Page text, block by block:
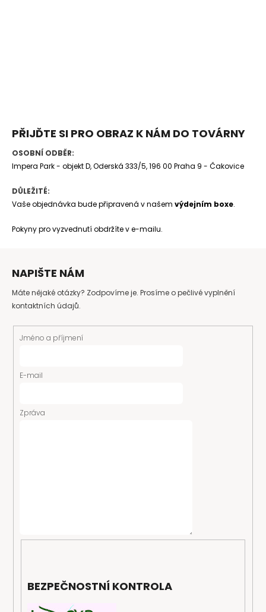
PŘIJĎTE SI PRO OBRAZ K NÁM DO TOVÁRNY
OSOBNÍ ODBĚR:
Impera Park - objekt D, Oderská 333/5, 196 00 Praha 9 - Čakovice
DŮLEŽITÉ:
Vaše objednávka bude připravená v našem výdejním boxe.
Pokyny pro vyzvednutí obdržíte v e-mailu.
NAPIŠTE NÁM
Máte nějaké otázky? Zodpovíme je. Prosíme o pečlivé vyplnění
kontaktních údajů.
Jméno a příjmení
E-mail
Zpráva
BEZPEČNOSTNÍ KONTROLA